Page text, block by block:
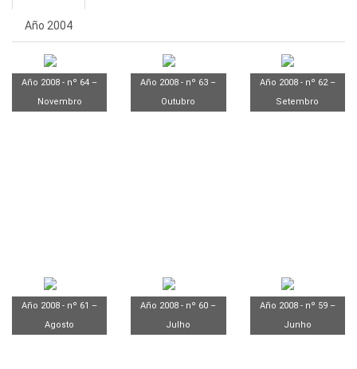
Año 2004
Año 2008 - nº 64 –
Novembro
Año 2008 - nº 63 –
Outubro
Año 2008 - nº 62 –
Setembro
Año 2008 - nº 61 –
Agosto
Año 2008 - nº 60 –
Julho
Año 2008 - nº 59 –
Junho